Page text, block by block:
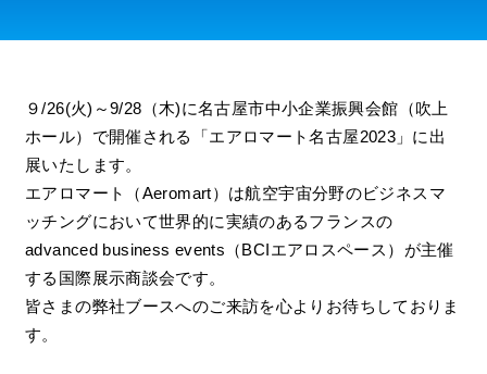
９/26(火)～9/28（木)に名古屋市中小企業振興会館（吹上
ホール）で開催される「エアロマート名古屋2023」に出
展いたします。
エアロマート（Aeromart）は航空宇宙分野のビジネスマ
ッチングにおいて世界的に実績のあるフランスの
advanced business events（BCIエアロスペース）が主催
する国際展示商談会です。
皆さまの弊社ブースへのご来訪を心よりお待ちしておりま
す。